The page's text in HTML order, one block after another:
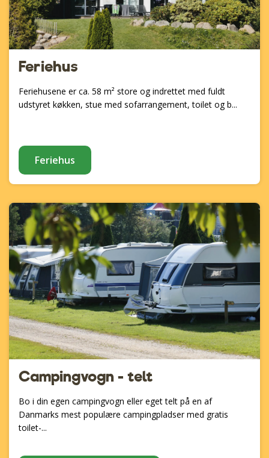
Feriehus
Feriehusene er ca. 58 m² store og indrettet med fuldt
udstyret køkken, stue med sofarrangement, toilet og b...
Feriehus
Campingvogn - telt
Bo i din egen campingvogn eller eget telt på en af
Danmarks mest populære campingpladser med gratis
toilet-...